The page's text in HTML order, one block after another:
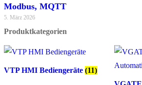
Modbus, MQTT
5. März 2026
Produktkategorien
VTP HMI Bediengeräte (11)